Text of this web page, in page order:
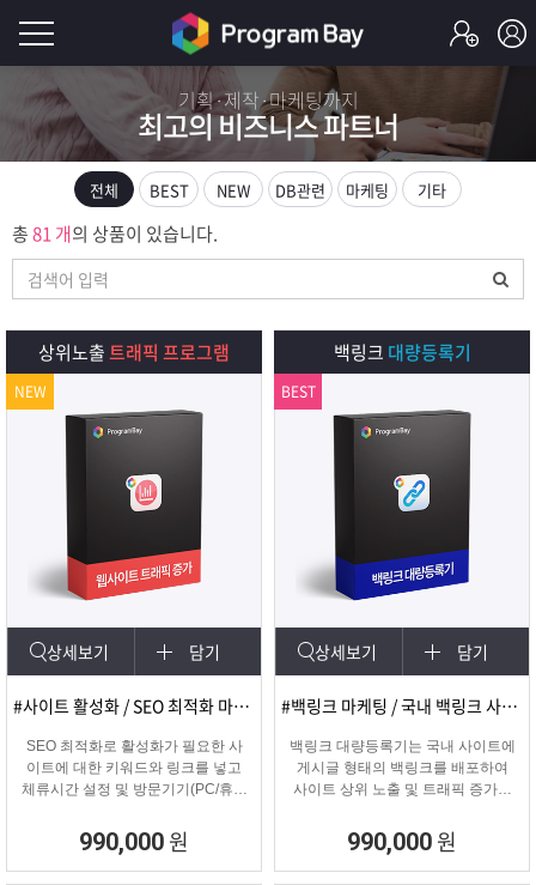
기획·제작·마케팅까지
최고의 비즈니스 파트너
그
이
요
합
그
원
가
Q&A
프
로
이
는?
프
구
매
로
그
램
상
품
문
의
객
센
터
마
이
페
이
파
트
너
전체 BEST NEW DB관련 마케팅 기타
총81 개의 상품이 있습니다.
상위노출트래픽 프로그램
상세보기 담기
#사이트 활성화 / SEO 최적화 마케팅
SEO 최적화로 활성화가 필요한 사
이트에 대한 키워드와 링크를 넣고
체류시간 설정 및 방문기기(PC/휴대
록시) 타입을 선택하여 실제 방문 유
입을 일으키는 효과로 사이트를 활성
화하는 프로그램
990,000 원
NEW
백링크 대량등록기
상세보기 담기
#백링크 마케팅 / 국내 백링크 사이트 생성
백링크 대량등록기는 국내 사이트에
게시글 형태의 백링크를 배포하여
사이트 상위 노출 및 트래픽 증가에
990,000 원
BEST